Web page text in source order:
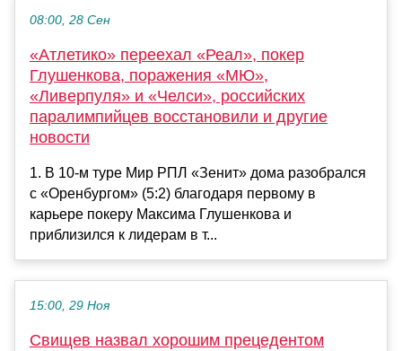
08:00, 28 Сен
«Атлетико» переехал «Реал», покер
Глушенкова, поражения «МЮ»,
«Ливерпуля» и «Челси», российских
паралимпийцев восстановили и другие
новости
1. В 10-м туре Мир РПЛ «Зенит» дома разобрался
с «Оренбургом» (5:2) благодаря первому в
карьере покеру Максима Глушенкова и
приблизился к лидерам в т...
15:00, 29 Ноя
Свищев назвал хорошим прецедентом